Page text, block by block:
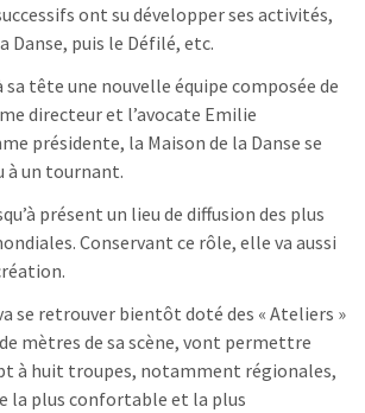
ont su développer ses activités,
Danse, puis le Défilé, etc.
sa tête une nouvelle équipe composée de
directeur et l’avocate Emilie
présidente, la Maison de la Danse se
à un tournant.
présent un lieu de diffusion des plus
Conservant ce rôle, elle va aussi
se retrouver bientôt doté des « Ateliers »
mètres de sa scène, vont permettre
à huit troupes, notamment régionales,
la plus confortable et la plus